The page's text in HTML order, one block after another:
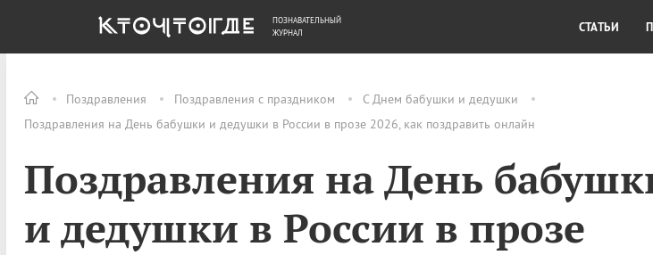
Поздравления Поздравления с праздником
С Днем бабушки и дедушки
Поздравления на День бабушки и дедушки в России в прозе 2026, как поздравить онлайн
Поздравления на День
и дедушки в России в прозе
ОБЩЕСТВО ДЕНЬГИ
ПОЗНАВАТЕЛЬНЫЙ
ЖУРНАЛ
СТАТЬИ